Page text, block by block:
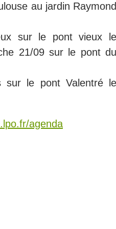
au jardin Raymond
sur le pont vieux le
21/09 sur le pont du
le pont Valentré le
agenda